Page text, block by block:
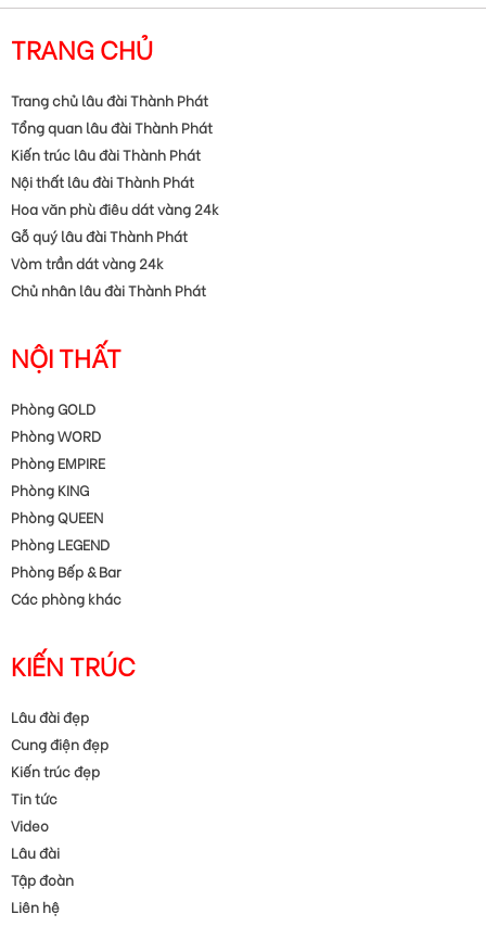
TRANG CHỦ
Trang chủ lâu đài Thành Phát
Tổng quan lâu đài Thành Phát
Kiến trúc lâu đài Thành Phát
Nội thất lâu đài Thành Phát
Hoa văn phù điêu dát vàng 24k
Gỗ quý lâu đài Thành Phát
Vòm trần dát vàng 24k
Chủ nhân lâu đài Thành Phát
NỘI THẤT
Phòng GOLD
Phòng WORD
Phòng EMPIRE
Phòng KING
Phòng QUEEN
Phòng LEGEND
Phòng Bếp & Bar
Các phòng khác
KIẾN TRÚC
Lâu đài đẹp
Cung điện đẹp
Kiến trúc đẹp
Tin tức
Video
Lâu đài
Tập đoàn
Liên hệ